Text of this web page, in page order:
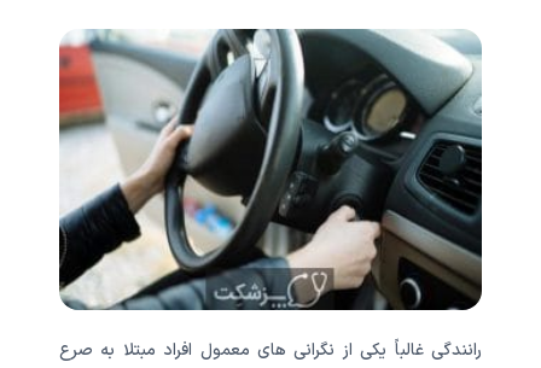
رانندگی غالباً یکی از نگرانی های معمول افراد مبتلا به صرع